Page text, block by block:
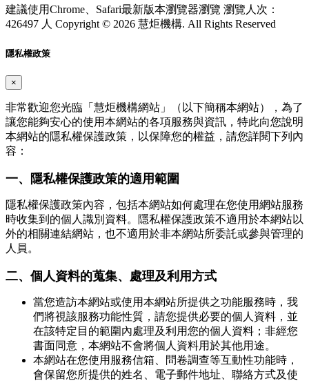
建議使用Chrome、Safari最新版本瀏覽器瀏覽 瀏覽人次：
426497 人 Copyright © 2026 慧炬機構. All Rights Reserved
隱私權政策
×
非常歡迎您光臨「慧炬機構網站」（以下簡稱本網站），為了
讓您能夠安心的使用本網站的各項服務與資訊，特此向您說明
本網站的隱私權保護政策，以保障您的權益，請您詳閱下列內
容：
一、隱私權保護政策的適用範圍
隱私權保護政策內容，包括本網站如何處理在您使用網站服務
時收集到的個人識別資料。隱私權保護政策不適用於本網站以
外的相關連結網站，也不適用於非本網站所委託或參與管理的
人員。
二、個人資料的蒐集、處理及利用方式
當您造訪本網站或使用本網站所提供之功能服務時，我
們將視該服務功能性質，請您提供必要的個人資料，並
在該特定目的範圍內處理及利用您的個人資料；非經您
書面同意，本網站不會將個人資料用於其他用途。
本網站在您使用服務信箱、問卷調查等互動性功能時，
會保留您所提供的姓名、電子郵件地址、聯絡方式及使